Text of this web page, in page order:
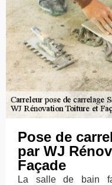
Pose de
par WJ
Façade
La salle de bain